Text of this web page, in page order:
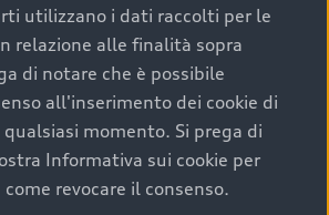
motore, trasmissione e
in ottimo stato garantiscono
e sicure.
in una Concessionaria ufficiale
garantito tramite Audi Prima
affidarsi ad un prodotto che viene
approfonditi e coperto da
utilizzano i dati raccolti per le
relazione alle finalità sopra
di notare che è possibile
all'inserimento dei cookie di
momento. Si prega di
Informativa sui cookie per
revocare il consenso.